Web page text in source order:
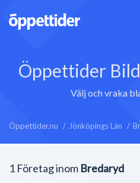
Öppettider
Välj och vraka
Öppettider.nu Jönköpings Län
1 Företag inom Bredaryd